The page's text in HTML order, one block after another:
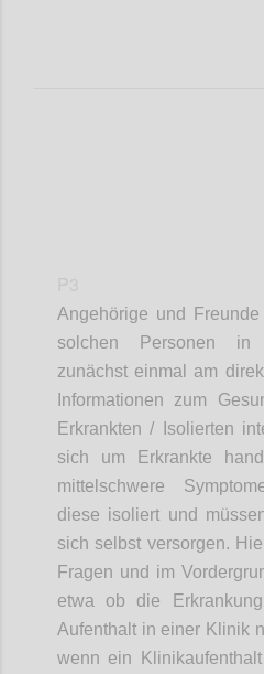
Angehörige und
solchen Personen in
zunächst einmal am
Informationen zum
Erkrankten/ Isolierten
sich um Erkrankte
mittelschwere
diese isoliert und
sich selbst versorgen.
Fragen und im
etwa ob die Erkrankung
Aufenthalt in einer Klinik
wenn ein